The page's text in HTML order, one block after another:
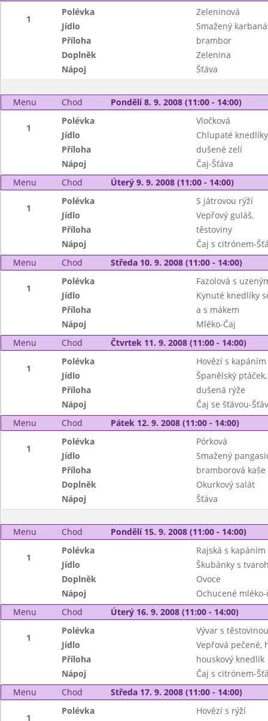
1
Polévka
Zeleninová
Jídlo
Smažený
Příloha
brambor
Doplněk
Zelenina
Nápoj
Šťáva
Menu Chod Pondělí 8. 9. 2008 (11:00 - 14:00)
1
Polévka
Vločková
Jídlo
Chlupaté
Příloha
dušené zelí
Nápoj
Čaj-Šťáva
Menu
Chod Úterý 9. 9. 2008 (11:00 - 14:00)
1
Polévka
S játrovou rýží
Jídlo
Vepřový guláš,
Příloha
těstoviny
Nápoj
Čaj s citrónem-
Menu
Chod Středa 10. 9. 2008 (11:00 - 14:00)
1
Polévka
Fazolová s
Jídlo
Kynuté knedlíky
Příloha
a s mákem
Nápoj
Mléko-Čaj
Menu
Chod Čtvrtek 11. 9. 2008 (11:00 - 14:00)
1
Polévka
Hovězí s kapáním
Jídlo
Španělský ptáček,
Příloha
dušená rýže
Nápoj
Čaj se šťávou-
Menu
Chod Pátek 12. 9. 2008 (11:00 - 14:00)
1
Polévka
Pórková
Jídlo
Smažený
Příloha
bramborová kaše
Doplněk
Okurkový salát
Nápoj
Šťáva
Menu Chod Pondělí 15. 9. 2008 (11:00 - 14:00)
1
Polévka
Rajská s kapáním
Jídlo
Škubánky s
Doplněk
Ovoce
Nápoj
Ochucené
Menu
Chod Úterý 16. 9. 2008 (11:00 - 14:00)
1
Polévka
Vývar s těstovinou
Jídlo
Vepřová pečené,
Příloha
houskový knedlík
Nápoj
Čaj s citrónem-
Menu
Chod Středa 17. 9. 2008 (11:00 - 14:00)
1
Polévka
Hovězí s rýží